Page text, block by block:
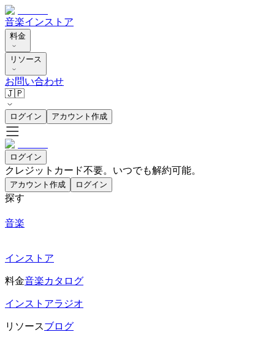
音楽インストア
料金
リソース
お問い合わせ
🇯🇵
ログイン アカウント作成
ログイン
クレジットカード不要。いつでも解約可能。
アカウント作成 ログイン
探す
音楽
インストア
料金音楽カタログ
インストアラジオ
リソースブログ